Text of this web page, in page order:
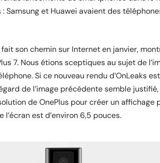
Samsung et Huawei avaient des
son chemin sur Internet en janvier,
7. Nous étions sceptiques au sujet de
Si ce nouveau rendu d’OnLeaks est
de l’image précédente semble
de OnePlus pour créer un affichage
est d’environ 6,5 pouces.